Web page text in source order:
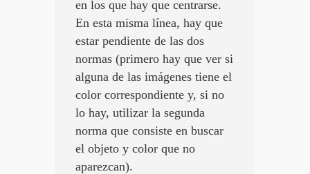
en los que hay que centrarse.
En esta misma línea, hay que
estar pendiente de las dos
normas (primero hay que ver si
alguna de las imágenes tiene el
color correspondiente y, si no
lo hay, utilizar la segunda
norma que consiste en buscar
el objeto y color que no
aparezcan).